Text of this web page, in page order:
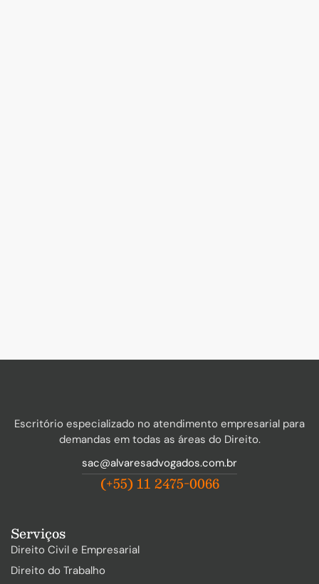
Escritório especializado no atendimento empresarial para
demandas em todas as áreas do Direito.
sac@alvaresadvogados.com.br
(+55) 11 2475-0066
Serviços
Direito Civil e Empresarial
Direito do Trabalho